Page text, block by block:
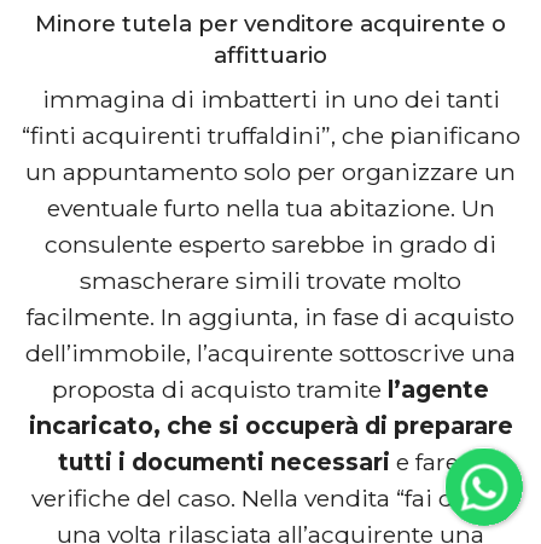
Minore tutela per venditore acquirente o
affittuario
immagina di imbatterti in uno dei tanti
“finti acquirenti truffaldini”, che pianificano
un appuntamento solo per organizzare un
eventuale furto nella tua abitazione. Un
consulente esperto sarebbe in grado di
smascherare simili trovate molto
facilmente. In aggiunta, in fase di acquisto
dell’immobile, l’acquirente sottoscrive una
proposta di acquisto tramite l’agente
incaricato, che si occuperà di preparare
tutti i documenti necessari e fare le
verifiche del caso. Nella vendita “fai da te”,
una volta rilasciata all’acquirente una